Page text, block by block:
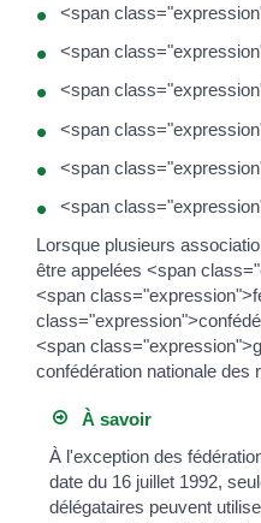
<span
<span
<span
<span
<span
<span
Lorsque plusieurs
être appelées <span
<span
<span
confédération nationale des
À savoir
À l'exception des
date du 16 juillet 1992,
délégataires peuvent